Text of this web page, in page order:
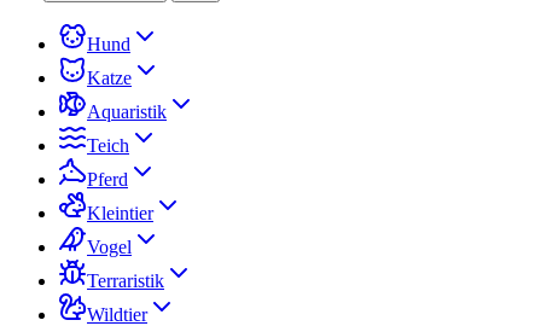
Hund
Katze
Aquaristik
Teich
Pferd
Kleintier
Vogel
Terraristik
Wildtier